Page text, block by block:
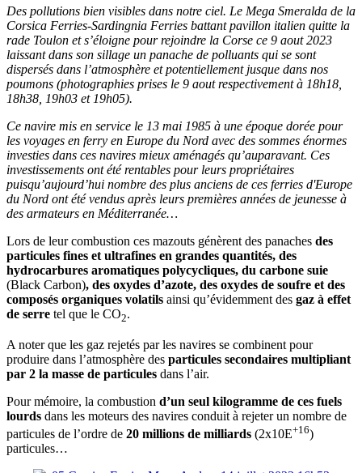
Des pollutions bien visibles dans notre ciel. Le Mega Smeralda de la
Corsica Ferries-Sardingnia Ferries battant pavillon italien quitte la
rade Toulon et s’éloigne pour rejoindre la Corse ce 9 aout 2023
laissant dans son sillage un panache de polluants qui se sont
dispersés dans l’atmosphère et potentiellement jusque dans nos
poumons (photographies prises le 9 aout respectivement à 18h18,
18h38, 19h03 et 19h05).
Ce navire mis en service le 13 mai 1985 à une époque dorée pour
les voyages en ferry en Europe du Nord avec des sommes énormes
investies dans ces navires mieux aménagés qu’auparavant. Ces
investissements ont été rentables pour leurs propriétaires
puisqu’aujourd’hui nombre des plus anciens de ces ferries d'Europe
du Nord ont été vendus après leurs premières années de jeunesse à
des armateurs en Méditerranée…
Lors de leur combustion ces mazouts génèrent des panaches des
particules fines et ultrafines en grandes quantités, des
hydrocarbures aromatiques polycycliques, du carbone suie
(Black Carbon), des oxydes d’azote, des oxydes de soufre et des
composés organiques volatils ainsi qu’évidemment des gaz à effet
de serre tel que le CO2.
A noter que les gaz rejetés par les navires se combinent pour
produire dans l’atmosphère des particules secondaires multipliant
par 2 la masse de particules dans l’air.
Pour mémoire, la combustion d’un seul kilogramme de ces fuels
lourds dans les moteurs des navires conduit à rejeter un nombre de
particules de l’ordre de 20 millions de milliards (2x10E+16)
particules…